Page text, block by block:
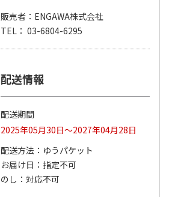
「犬夜叉」アクリル
（殺生丸）
5.0 （4）
3,300円
(送料別・税込)
大谷翔平 THE
販売者：ENGAWA株式会社
TEL： 03-6804-6295
配送情報
配送期間
2025年05月30日～2027年04月28日
配送方法
ゆうパケット
お届け日
指定不可
のし
対応不可